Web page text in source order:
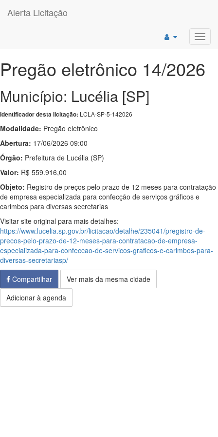
Alerta Licitação
Pregão eletrônico 14/2026
Município: Lucélia [SP]
Identificador desta licitação: LCLA-SP-5-142026
Modalidade: Pregão eletrônico
Abertura: 17/06/2026 09:00
Órgão: Prefeitura de Lucélia (SP)
Valor: R$ 559.916,00
Objeto: Registro de preços pelo prazo de 12 meses para contratação
de empresa especializada para confecção de serviços gráficos e
carimbos para diversas secretarias
Visitar site original para mais detalhes:
https://www.lucelia.sp.gov.br/licitacao/detalhe/235041/pregistro-de-
precos-pelo-prazo-de-12-meses-para-contratacao-de-empresa-
especializada-para-confeccao-de-servicos-graficos-e-carimbos-para-
diversas-secretariasp/
Compartilhar
Ver mais da mesma cidade
Adicionar à agenda